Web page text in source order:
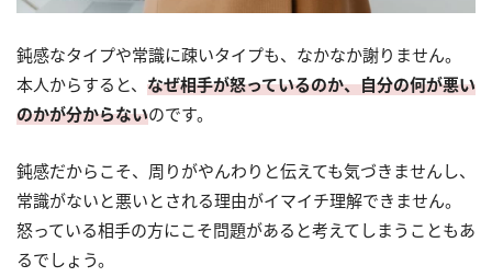
鈍感なタイプや常識に疎いタイプも、なかなか謝りません。
本人からすると、 なぜ相手が怒っているのか、自分の何が悪い
のかが分からないのです。
鈍感だからこそ、周りがやんわりと伝えても気づきませんし、
常識がないと悪いとされる理由がイマイチ理解できません。
怒っている相手の方にこそ問題があると考えてしまうこともあ
るでしょう。